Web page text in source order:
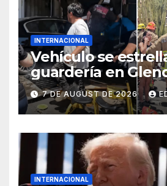
INTERNACIONAL
Vehículo se
guardería en
niños fueron
hospital
7 DE AUGUST DE 2026
INTERNACIONAL